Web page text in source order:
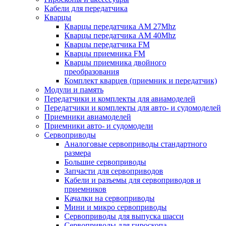
Кабели для передатчика
Кварцы
Кварцы передатчика AM 27Mhz
Кварцы передатчика AM 40Mhz
Кварцы передатчика FM
Кварцы приемника FM
Кварцы приемника двойного
преобразования
Комплект кварцев (приемник и передатчик)
Модули и память
Передатчики и комплекты для авиамоделей
Передатчики и комплекты для авто- и судомоделей
Приемники авиамоделей
Приемники авто- и судомодели
Сервоприводы
Аналоговые сервоприводы стандартного
размера
Большие сервоприводы
Запчасти для сервоприводов
Кабели и разъемы для сервоприводов и
приемников
Качалки на сервоприводы
Мини и микро сервоприводы
Сервоприводы для выпуска шасси